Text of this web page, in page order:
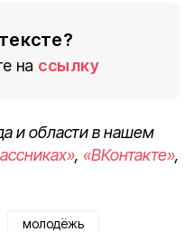
на ссылку
и области в нашем
, «ВКонтакте»,
молодёжь